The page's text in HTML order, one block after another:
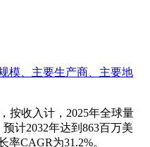
模、主要生产商、主要地
按收入计，2025年全球量
计2032年达到863百万美
率CAGR为31.2%。